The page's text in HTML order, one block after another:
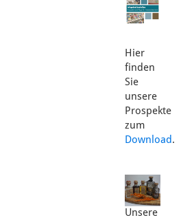
Hier
finden
Sie
unsere
Prospekte
zum
Download.
Unsere